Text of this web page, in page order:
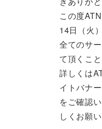
この度
14日（火
全てのサ
て頂くこ
詳しくは
イトバナ
をご確認
しくお願